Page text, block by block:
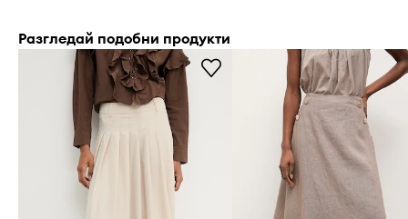
Разгледай подобни продукти